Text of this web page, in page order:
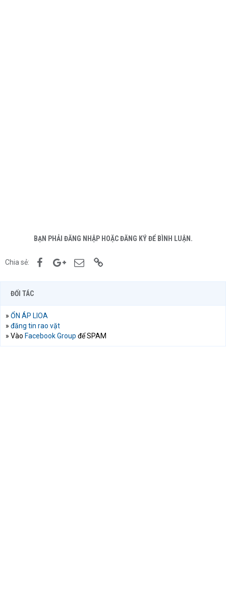
BẠN PHẢI ĐĂNG NHẬP HOẶC ĐĂNG KÝ ĐỂ BÌNH LUẬN.
Chia sẻ: FacebookGoogle+Email
ĐỐI TÁC
» ỔN ÁP LIOA
» đăng tin rao vặt
» Vào Facebook Group để SPAM